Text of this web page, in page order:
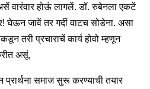
वारंवार होऊं लागलें. डॉ. रुबेनला एकटें
घेऊन जावें तर गर्दी वाटच सोडेना. असा
तरी प्रचाराचें कार्य होवो म्हणून
असूं.
प्रार्थना समाज सुरू करण्याची तयार